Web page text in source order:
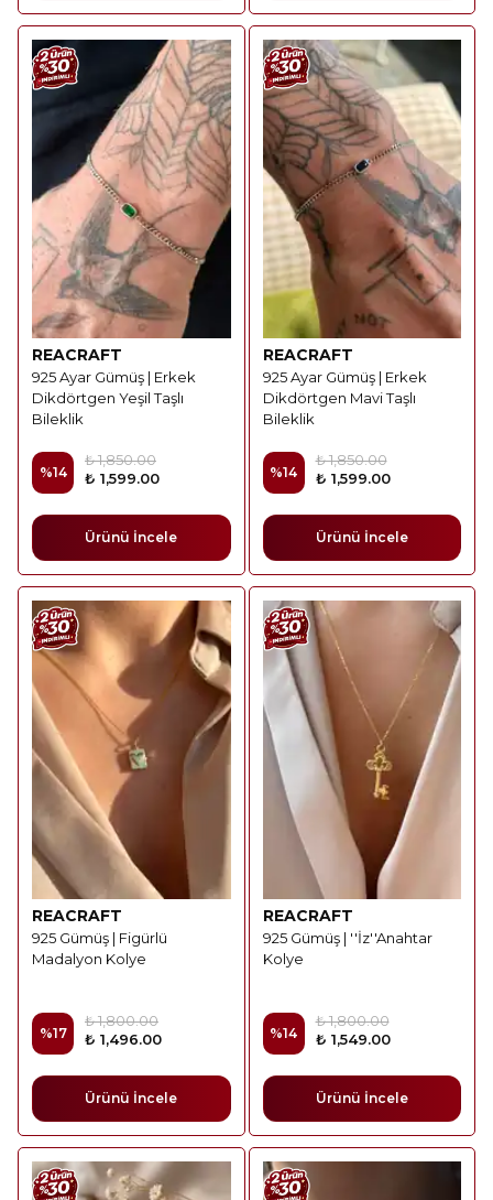
REACRAFT
925 Ayar Gümüş | Erkek
Dikdörtgen Yeşil Taşlı
Bileklik
%14
₺ 1,850.00
₺ 1,599.00
Ürünü İncele
REACRAFT
925 Ayar Gümüş | Erkek
Dikdörtgen Mavi Taşlı
Bileklik
%14
₺ 1,850.00
₺ 1,599.00
Ürünü İncele
REACRAFT
925 Gümüş | Figürlü
Madalyon Kolye
%17
₺ 1,800.00
₺ 1,496.00
Ürünü İncele
REACRAFT
925 Gümüş | ''İz''Anahtar
Kolye
%14
₺ 1,800.00
₺ 1,549.00
Ürünü İncele